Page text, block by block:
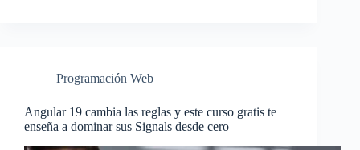
Programación Web
Angular 19 cambia las reglas y este curso gratis te
enseña a dominar sus Signals desde cero